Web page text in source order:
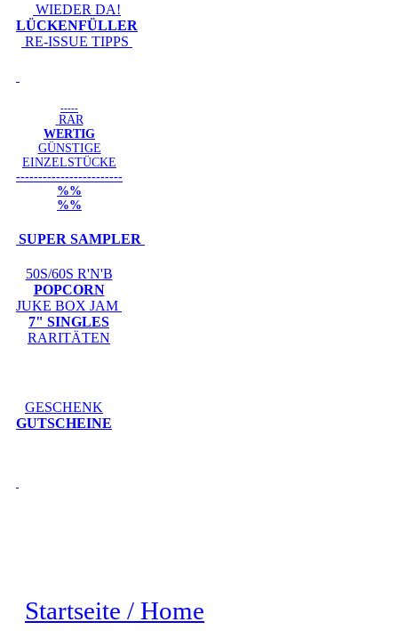
WIEDER DA!
LÜCKENFÜLLER
RE-ISSUE TIPPS
-----
RAR
WERTIG
GÜNSTIGE
EINZELSTÜCKE
------------------------
%%
%%
SUPER SAMPLER
50S/60S R'N'B
POPCORN
JUKE BOX JAM
7" SINGLES
RARITÄTEN
GESCHENK
GUTSCHEINE
Startseite / Home